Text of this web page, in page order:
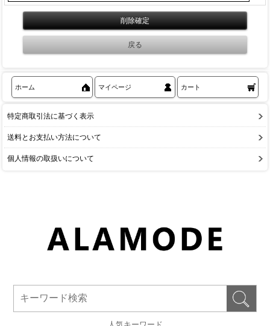
ホーム マイページ カート
特定商取引法に基づく表示
送料とお支払い方法について
個人情報の取扱いについて